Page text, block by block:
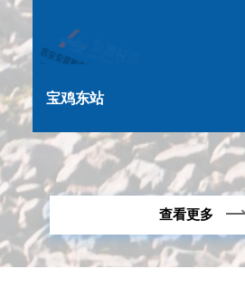
宝鸡东站
查看更多